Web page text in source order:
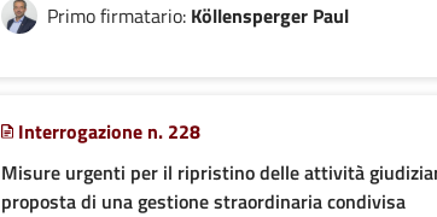
Primo firmatario: Köllensperger Paul
Interrogazione n. 228
Misure urgenti per il ripristino delle attività
proposta di una gestione straordinaria condivisa